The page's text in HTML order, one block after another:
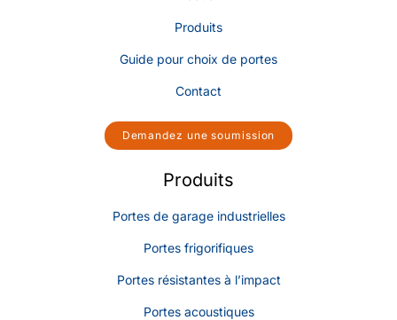
Produits
Guide pour choix de portes
Contact
Demandez une soumission
Produits
Portes de garage industrielles
Portes frigorifiques
Portes résistantes à l’impact
Portes acoustiques